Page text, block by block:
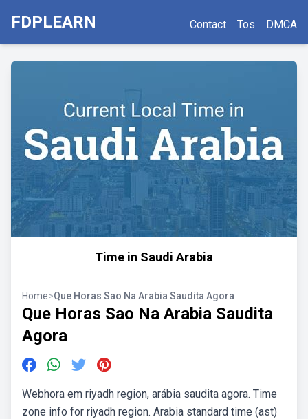
FDPLEARN Contact Tos DMCA
Time in Saudi Arabia
Home>Que Horas Sao Na Arabia Saudita Agora
Que Horas Sao Na Arabia Saudita
Agora
Webhora em riyadh region, arábia saudita agora. Time
zone info for riyadh region. Arabia standard time (ast)